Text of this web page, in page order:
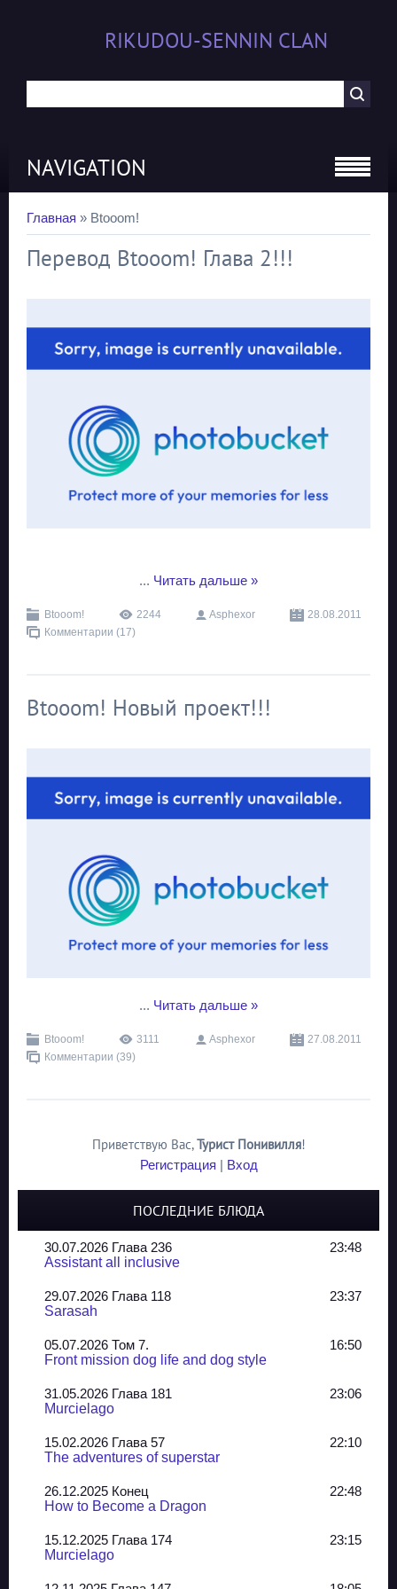
RIKUDOU-SENNIN CLAN
NAVIGATION
Главная » Btooom!
Перевод Btooom! Глава 2!!!
... Читать дальше »
Btooom! 2244 Asphexor
28.08.2011
Комментарии (17)
Btooom! Новый проект!!!
... Читать дальше »
Btooom! 3111 Asphexor
27.08.2011
Комментарии (39)
Приветствую Вас,Турист Понивилля!
Регистрация | Вход
ПОСЛЕДНИЕ БЛЮДА
30.07.2026 Глава 236
23:48
Assistant all inclusive
29.07.2026 Глава 118
23:37
Sarasah
05.07.2026 Том 7.
16:50
Front mission dog life and dog style
31.05.2026 Глава 181
23:06
Murcielago
15.02.2026 Глава 57
22:10
The adventures of superstar
26.12.2025 Конец
22:48
How to Become a Dragon
15.12.2025 Глава 174
23:15
Murcielago